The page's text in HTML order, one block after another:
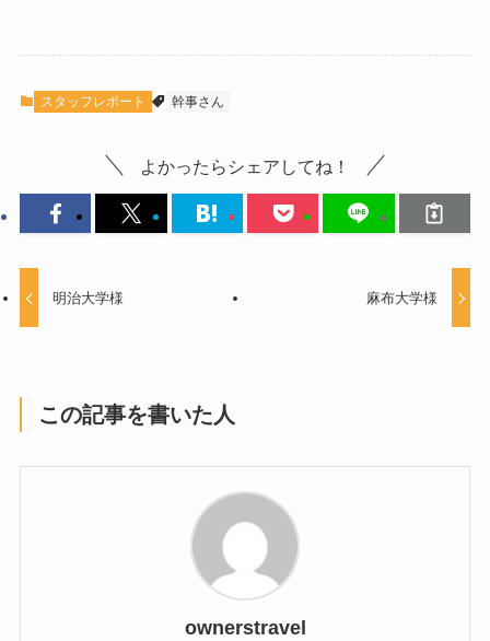
スタッフレポート 幹事さん
よかったらシェアしてね！
明治大学様 麻布大学様
この記事を書いた人
ownerstravel